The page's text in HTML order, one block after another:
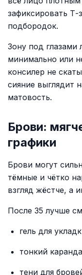
зафиксировать Т-
подбородок.
Зону под глазами
минимально или
консилер не
сияние выглядит
матовость.
Брови:
графики
Брови могут
тёмные и чётко
взгляд жёстче, а
После 35 лучше
гель для
тонкий
тени для